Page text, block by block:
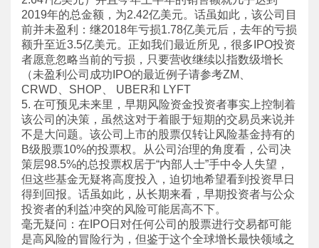
2019年的总金额，为2.42亿美元。话虽如此，该公司目
前并未盈利：继2018年亏损1.78亿美元后，去年的亏损
额升至近3.5亿美元。正如我们最近所见，很多IPO投资
者愿意忽略当前的亏损，只要营收继续以指数级增长
（未盈利公司成功IPO的最近例子请参考ZM、
CRWD、SHOP、 UBER和 LYFT
5. 在可预见未来里，早期风险资金投资者事实上控制着
该公司的决策，虽然这对于着眼于短期的交易员来说并
不是大问题。该公司上市的股票仅转让风险基金持有的
B级股票10%的投票权。从公司治理的角度看，公司决
策层98.5%的总投票权居于“内部人士”手中令人失望，
但这些基金无疑将高度投入，迫切地希望看到投资早日
得到回报。话虽如此，从长期来看，早期投资者与公众
投资者的利益冲突的风险可能居高不下。
毫无疑问：在IPO日对任何公司的股票进行交易都可能
是高风险的冒险行为，但鉴于这个全球增长最快领域之